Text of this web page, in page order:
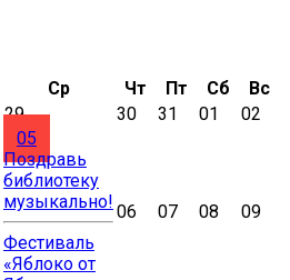
Ср Чт Пт Сб
Вс
29 30 31 01 02
05
Поздравь
библиотеку
музыкально!
Фестиваль
«Яблоко от
06 07 08 09